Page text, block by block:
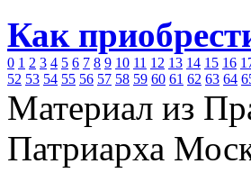
Как
0 1 2 3 4 5 6 7 8 9 10 11 12 13 14 15 16
52 53 54 55 56 57 58 59 60 61 62 63 64
Материал из
Патриарха